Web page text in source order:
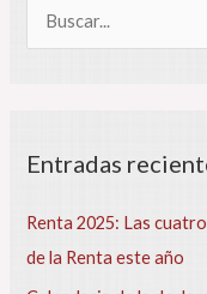
a
p
o
Entradas
Renta 2025: Las
de la Renta este año